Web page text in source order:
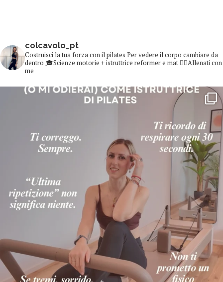
colcavolo_pt
Costruisci la tua forza con il pilates Per vedere il corpo cambiare da
dentro 🎓Scienze motorie + istruttrice reformer e mat 👇🏻Allenati con
me